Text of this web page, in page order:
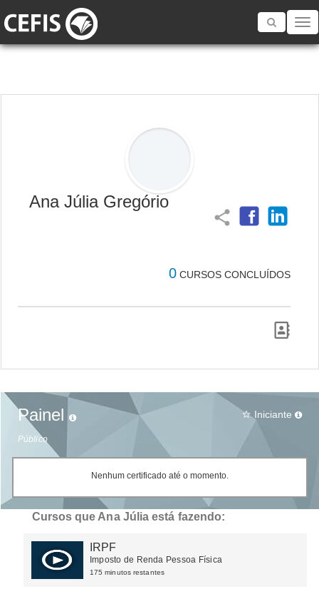
Toggle
Ana Júlia Gregório
share
0 CURSOS CONCLUÍDOS
Painel
Público
star_border Iniciante
Nenhum certificado até o momento.
Cursos que Ana Júlia está fazendo:
IRPF
Imposto de Renda Pessoa Física
175 minutos restantes